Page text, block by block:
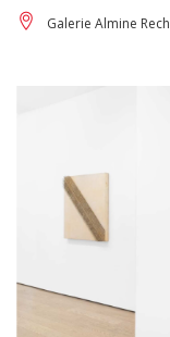
Galerie Almine Rech